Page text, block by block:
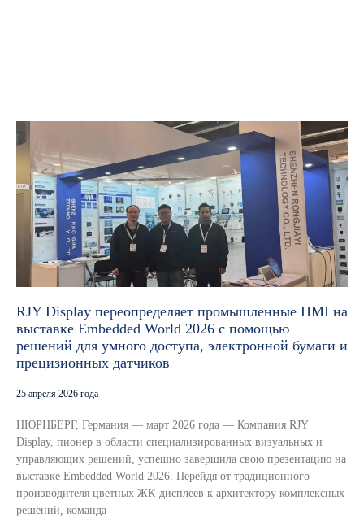
RJY Display переопределяет промышленные HMI на
выставке Embedded World 2026 с помощью
решений для умного доступа, электронной бумаги и
прецизионных датчиков
25 апреля 2026 года
НЮРНБЕРГ, Германия — март 2026 года — Компания RJY
Display, пионер в области специализированных визуальных и
управляющих решений, успешно завершила свою презентацию на
выставке Embedded World 2026. Перейдя от традиционного
производителя цветных ЖК-дисплеев к архитектору комплексных
решений, команда